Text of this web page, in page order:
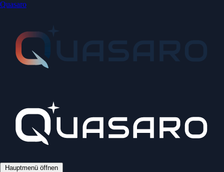
Quasaro
Hauptmenü öffnen